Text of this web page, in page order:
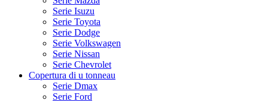
Serie Isuzu
Serie Toyota
Serie Dodge
Serie Volkswagen
Serie Nissan
Serie Chevrolet
Copertura di u tonneau
Serie Dmax
Serie Ford